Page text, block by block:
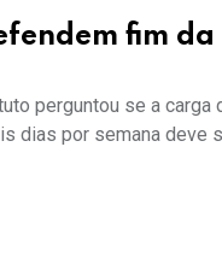
fim
perguntou se a
dias por semana deve